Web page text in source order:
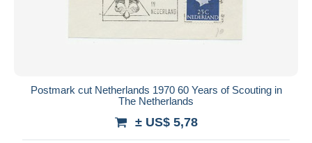
Postmark cut Netherlands 1970 60 Years of Scouting in
The Netherlands
± US$ 5,78